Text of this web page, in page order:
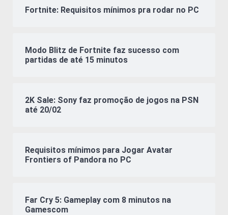
Fortnite: Requisitos mínimos pra rodar no PC
Modo Blitz de Fortnite faz sucesso com
partidas de até 15 minutos
2K Sale: Sony faz promoção de jogos na PSN
até 20/02
Requisitos mínimos para Jogar Avatar
Frontiers of Pandora no PC
Far Cry 5: Gameplay com 8 minutos na
Gamescom